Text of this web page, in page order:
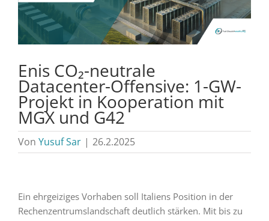
Enis CO₂-neutrale
Datacenter-Offensive: 1-GW-
Projekt in Kooperation mit
MGX und G42
Von Yusuf Sar | 26.2.2025
Ein ehrgeiziges Vorhaben soll Italiens Position in der
Rechenzentrumslandschaft deutlich stärken. Mit bis zu